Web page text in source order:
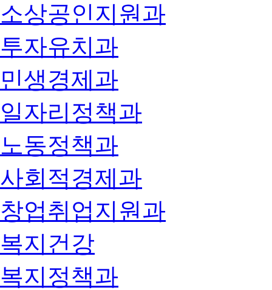
소상공인지원과
투자유치과
민생경제과
일자리정책과
노동정책과
사회적경제과
창업취업지원과
복지건강
복지정책과